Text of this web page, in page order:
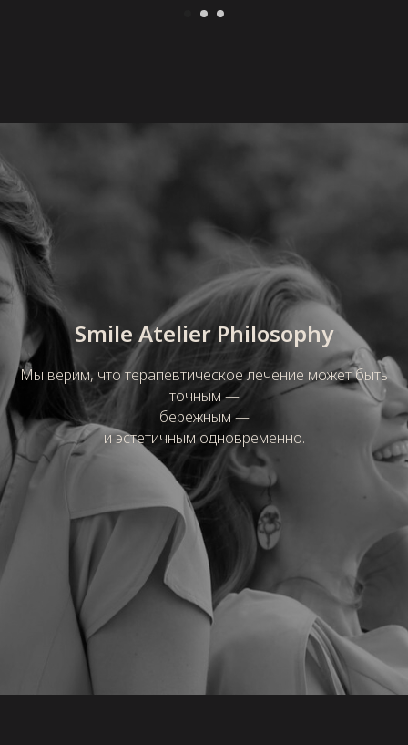
Smile Atelier Philosophy
Мы верим, что терапевтическое лечение может быть
точным —
бережным —
и эстетичным одновременно.